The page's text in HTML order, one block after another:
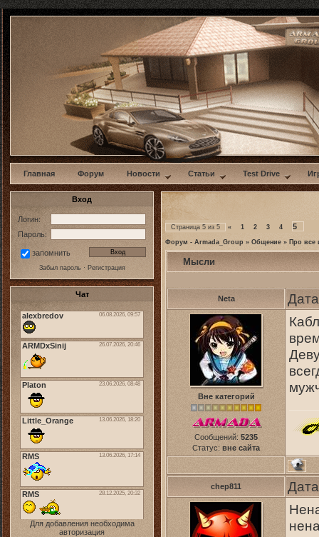
w
Главная Форум Новости Статьи Test Drive
Вход
Логин:
Пароль:
запомнить
Забыл пароль· Регистрация
Чат
Для добавления необходима
авторизация
Страница 5 из 5 « 1 2 3 4 5
Форум - Armada_Group » Общение » Про все
Мысли
Neta
Вне категорий
Сообщений: 5235
Статус: вне сайта
chep811